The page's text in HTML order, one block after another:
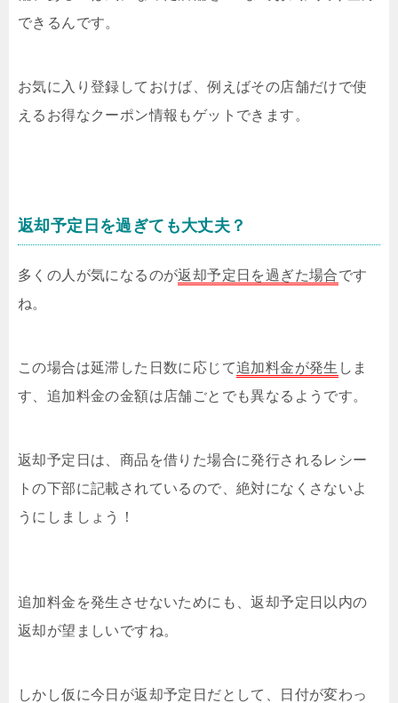
できるんです。
お気に入り登録しておけば、例えばその店舗だけで使
えるお得なクーポン情報もゲットできます。
返却予定日を過ぎても大丈夫？
多くの人が気になるのが返却予定日を過ぎた場合です
ね。
この場合は延滞した日数に応じて追加料金が発生 しま
す、追加料金の金額は店舗ごとでも異なるようです。
返却予定日は、商品を借りた場合に発行されるレシー
トの下部に記載されているので、絶対になくさないよ
うにしましょう！
追加料金を発生させないためにも、返却予定日以内の
返却が望ましいですね。
しかし仮に今日が返却予定日だとして、日付が変わっ